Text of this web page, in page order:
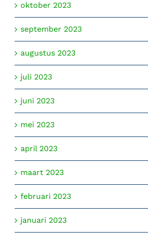
oktober 2023
september 2023
augustus 2023
juli 2023
juni 2023
mei 2023
april 2023
maart 2023
februari 2023
januari 2023